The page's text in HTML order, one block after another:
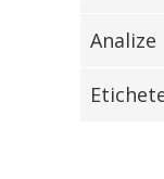
Analize